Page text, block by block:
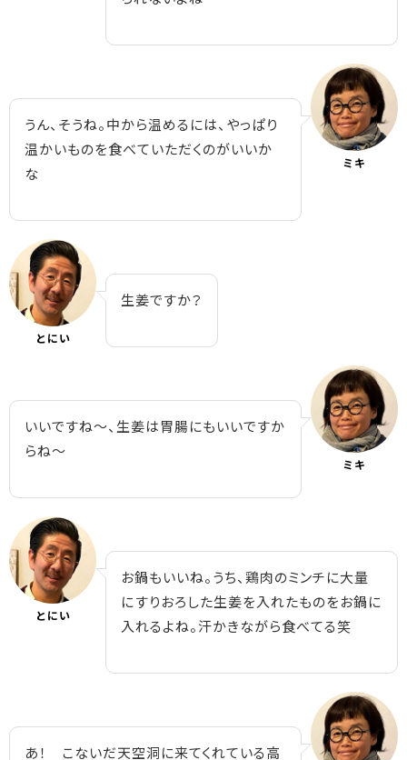
うん、そうね。中から温めるには、やっぱり
温かいものを食べていただくのがいいか
な
ミキ
とにい
生姜ですか？
いいですね～、生姜は胃腸にもいいですか
らね～
ミキ
とにい
お鍋もいいね。うち、鶏肉のミンチに大量
にすりおろした生姜を入れたものをお鍋に
入れるよね。汗かきながら食べてる笑
あ！ こないだ天空洞に来てくれている高